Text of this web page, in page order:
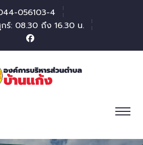
056103-4
ร์: 08.30 ถึง 16.30 น.